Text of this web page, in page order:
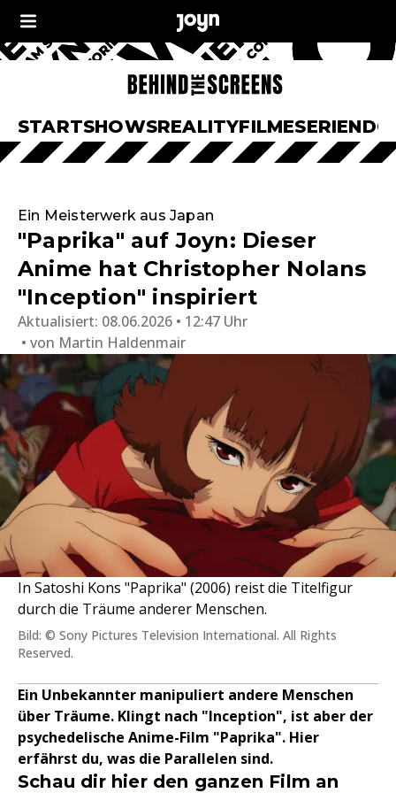
STARTSHOWSREALITYFILMESERIEN
Ein Meisterwerk aus Japan
"Paprika" auf Joyn: Dieser
Anime hat Christopher Nolans
"Inception" inspiriert
Aktualisiert: 08.06.2026 • 12:47 Uhr
von Martin Haldenmair
In Satoshi Kons "Paprika" (2006) reist die Titelfigur
durch die Träume anderer Menschen.
Bild: © Sony Pictures Television International. All Rights
Reserved.
Ein Unbekannter manipuliert andere Menschen
über Träume. Klingt nach "Inception", ist aber der
psychedelische Anime-Film "Paprika". Hier
erfährst du, was die Parallelen sind.
Schau dir hier den ganzen Film an